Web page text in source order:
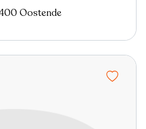
Oostende